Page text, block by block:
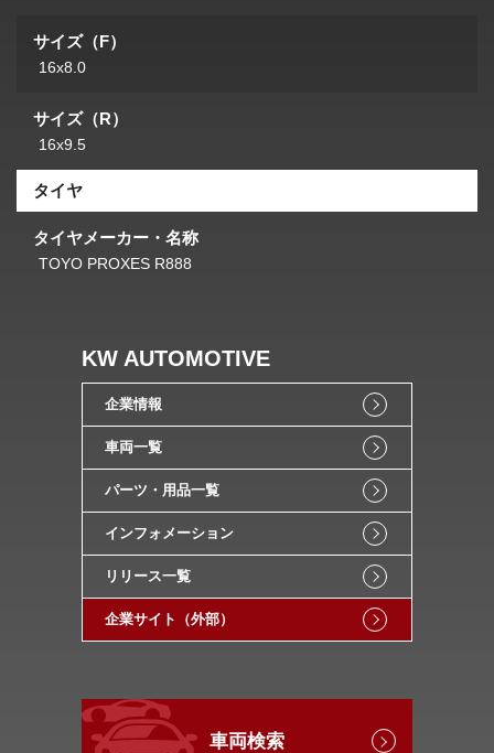
サイズ（F）
16x8.0
サイズ（R）
16x9.5
タイヤ
タイヤメーカー・名称
TOYO PROXES R888
KW AUTOMOTIVE
企業情報
車両一覧
パーツ・用品一覧
インフォメーション
リリース一覧
企業サイト（外部）
車両検索